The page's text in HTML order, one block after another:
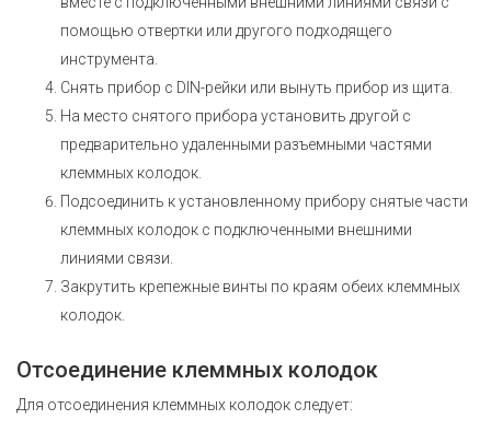
помощью отвертки или другого подходящего
инструмента.
Снять прибор с DIN-рейки или вынуть прибор из щита.
На место снятого прибора установить другой с
предварительно удаленными разъемными частями
клеммных колодок.
Подсоединить к установленному прибору снятые части
клеммных колодок с подключенными внешними
линиями связи.
Закрутить крепежные винты по краям обеих клеммных
колодок.
Отсоединение клеммных колодок
Для отсоединения клеммных колодок следует: